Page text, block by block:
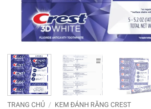
TRANG CHỦ / KEM ĐÁNH RĂNG CREST